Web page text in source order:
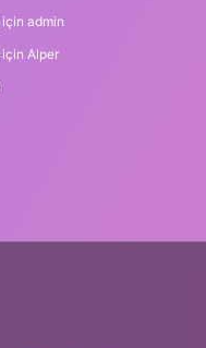
için admin
için Alper